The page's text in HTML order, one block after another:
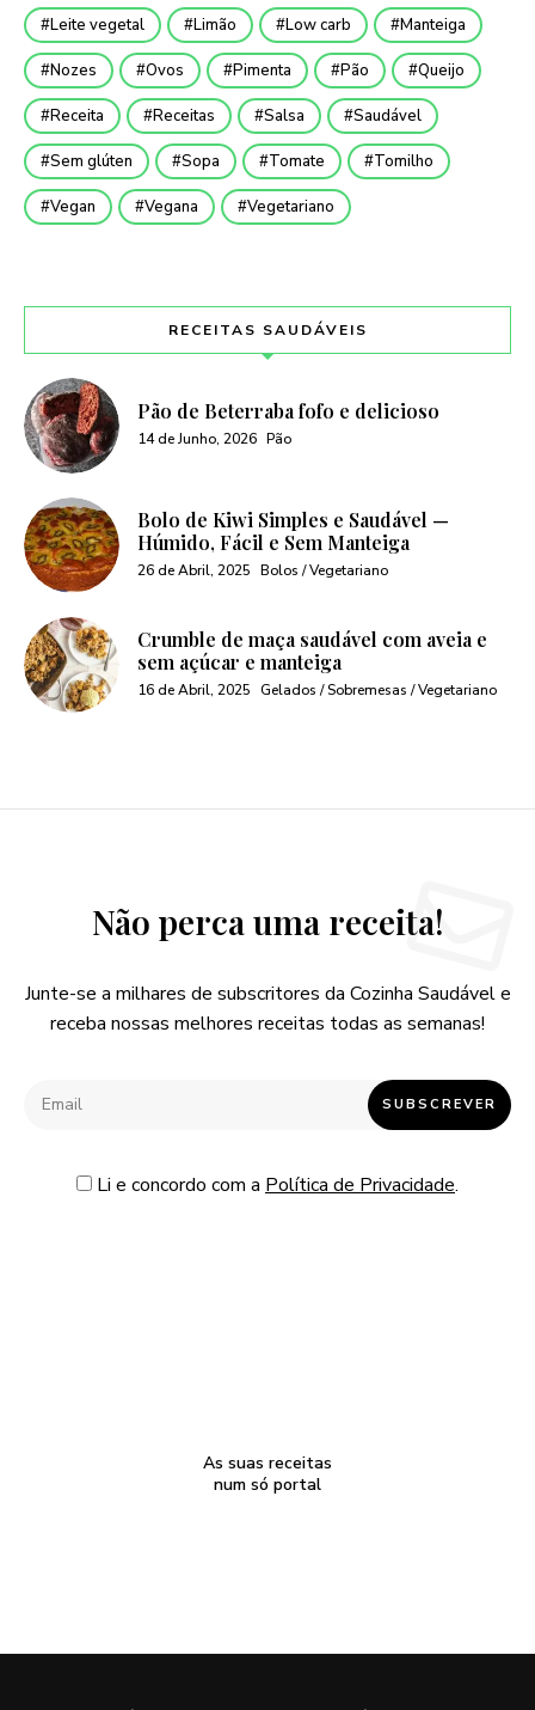
Leite vegetal Limão Low carb Manteiga
Nozes Ovos Pimenta Pão Queijo
Receita Receitas Salsa Saudável
Sem glúten Sopa Tomate Tomilho
Vegan Vegana Vegetariano
RECEITAS SAUDÁVEIS
Pão de Beterraba fofo e delicioso
14 de Junho, 2026 Pão
Bolo de Kiwi Simples e Saudável —
Húmido, Fácil e Sem Manteiga
26 de Abril, 2025 Bolos / Vegetariano
Crumble de maça saudável com aveia e
sem açúcar e manteiga
16 de Abril, 2025 Gelados / Sobremesas / Vegetariano
Não perca uma receita!
Junte-se a milhares de subscritores da Cozinha Saudável e
receba nossas melhores receitas todas as semanas!
Li e concordo com a Política de Privacidade.
As suas receitas
num só portal